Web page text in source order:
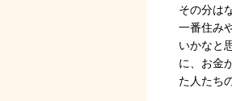
その分は
一番住み
いかなと
に、お金
た人たち